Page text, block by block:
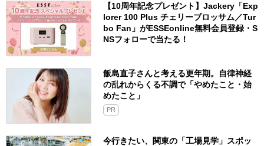
【10周年記念プレゼント】Jackery「Exp
lorer 100 Plus チェリーブロッサム／Tur
bo Fan」がESSEonline無料会員登録・S
NSフォローで当たる！
飯島直子さんと考える更年期。自律神経
の乱れからくる不調で「やめたこと・始
めたこと」
PR
今行きたい、関東の「工場見学」スポッ